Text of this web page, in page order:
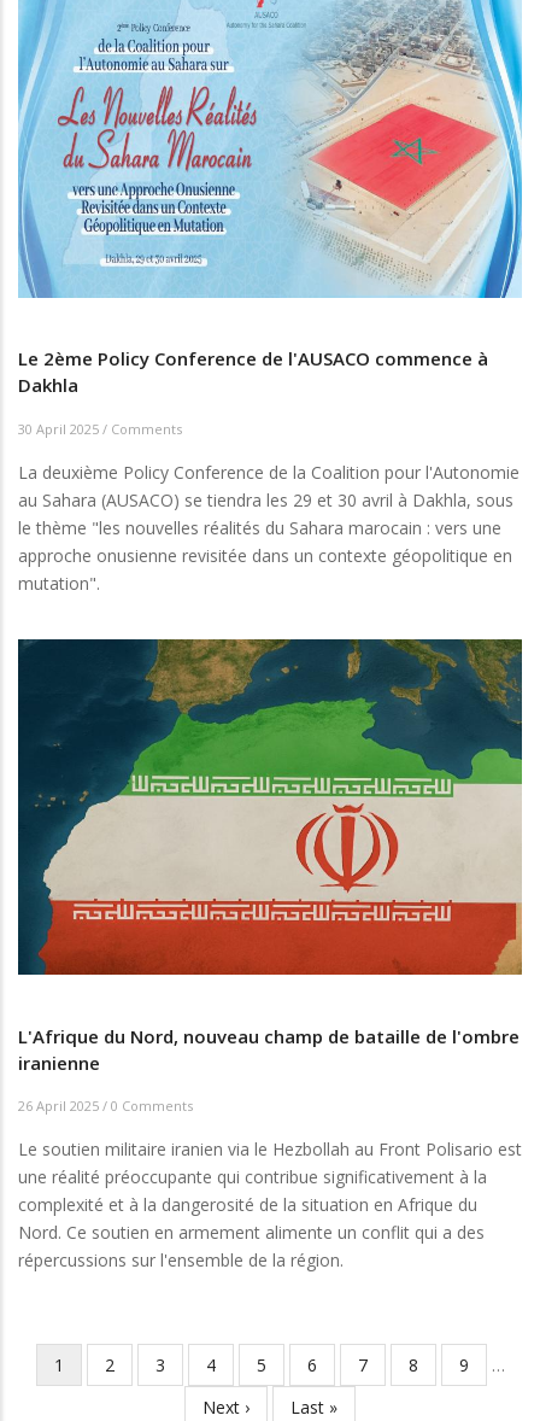
Le 2ème Policy Conference de l'AUSACO commence à
Dakhla
30 April 2025 / Comments
La deuxième Policy Conference de la Coalition pour l'Autonomie
au Sahara (AUSACO) se tiendra les 29 et 30 avril à Dakhla, sous
le thème "les nouvelles réalités du Sahara marocain : vers une
approche onusienne revisitée dans un contexte géopolitique en
mutation".
L'Afrique du Nord, nouveau champ de bataille de l'ombre
iranienne
26 April 2025 / 0 Comments
Le soutien militaire iranien via le Hezbollah au Front Polisario est
une réalité préoccupante qui contribue significativement à la
complexité et à la dangerosité de la situation en Afrique du
Nord. Ce soutien en armement alimente un conflit qui a des
répercussions sur l'ensemble de la région.
Pagination
Page
courante
1 Page
2 Page
3 Page
4 Page
5 Page
6 Page
7 Page
8 Page
9
…
Page
Next ›
Dernière
Last »